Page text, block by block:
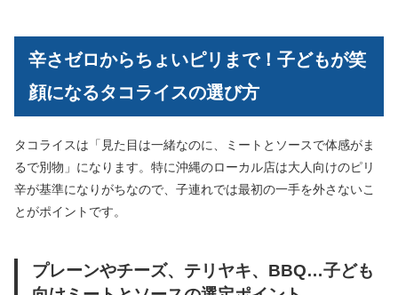
辛さゼロからちょいピリまで！子どもが笑
顔になるタコライスの選び方
タコライスは「見た目は一緒なのに、ミートとソースで体感がま
るで別物」になります。特に沖縄のローカル店は大人向けのピリ
辛が基準になりがちなので、子連れでは最初の一手を外さないこ
とがポイントです。
プレーンやチーズ、テリヤキ、BBQ…子ども